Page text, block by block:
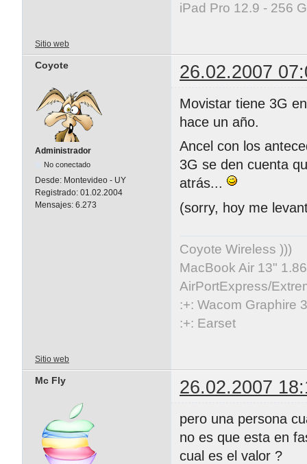
iPad Pro 12.9 - 256
Sitio web
Coyote 26.02.2007
Administrador
No conectado
Desde: Montevideo - UY
Registrado: 01.02.2004
Mensajes: 6.273
Movistar tiene 3G
hace un año.
Ancel con los
3G se den cuenta
atrás...
(sorry, hoy me
Coyote Wireless )))
MacBook Air 13"
AirPortExpress/
:+: Wacom Graphire
:+: Earset
Sitio web
Mc Fly 26.02.2007
pero una persona
no es que esta en
cual es el valor ?